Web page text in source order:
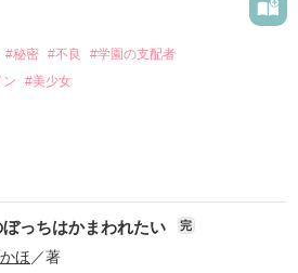
！！2026.6.24
た孤独な高嶺の花の前に現れたのは
！？
#秘密 #不良
#学園の支配者
ン #美少女
少女
そして幹部たち
っちはかまわれたい 完
ほ ／著